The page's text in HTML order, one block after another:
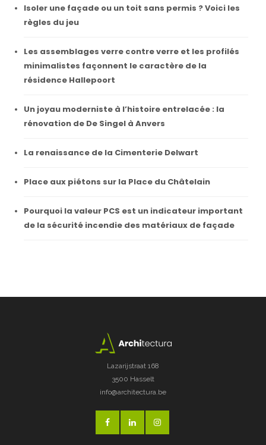
Isoler une façade ou un toit sans permis ? Voici les
règles du jeu
Les assemblages verre contre verre et les profilés
minimalistes façonnent le caractère de la
résidence Hallepoort
Un joyau moderniste à l’histoire entrelacée : la
rénovation de De Singel à Anvers
La renaissance de la Cimenterie Delwart
Place aux piétons sur la Place du Châtelain
Pourquoi la valeur PCS est un indicateur important
de la sécurité incendie des matériaux de façade
Lazarijstraat 168
3500 Hasselt
info@architectura.be